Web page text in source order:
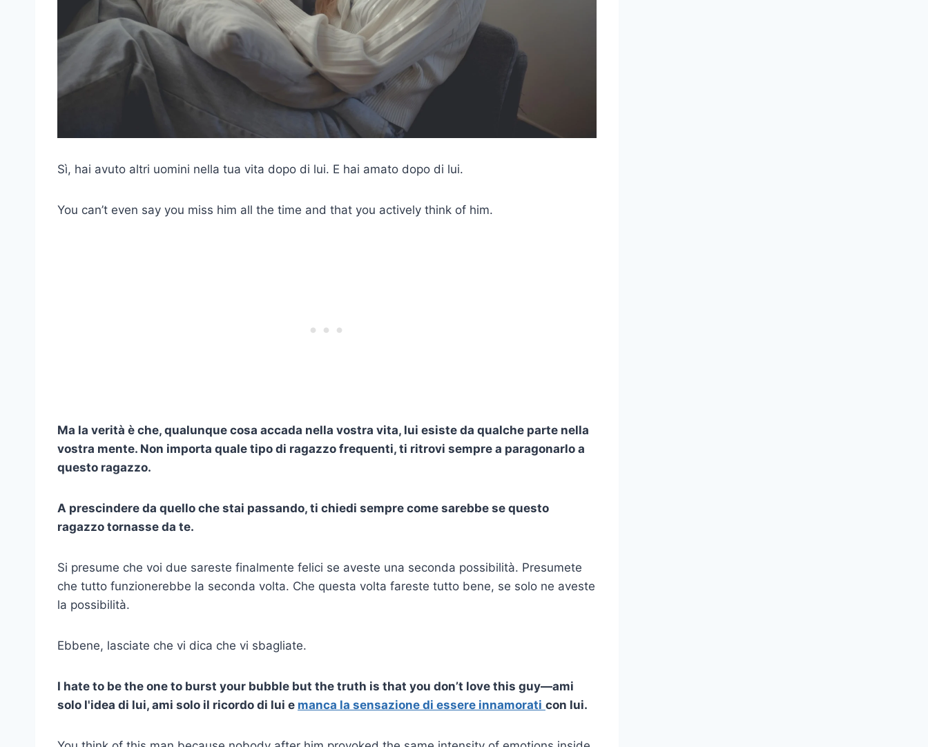
Sì, hai avuto altri uomini nella tua vita dopo di lui. E hai amato dopo di lui.
You can’t even say you miss him all the time and that you actively think of him.
Ma la verità è che, qualunque cosa accada nella vostra vita, lui esiste da qualche parte nella
vostra mente. Non importa quale tipo di ragazzo frequenti, ti ritrovi sempre a paragonarlo a
questo ragazzo.
A prescindere da quello che stai passando, ti chiedi sempre come sarebbe se questo
ragazzo tornasse da te.
Si presume che voi due sareste finalmente felici se aveste una seconda possibilità. Presumete
che tutto funzionerebbe la seconda volta. Che questa volta fareste tutto bene, se solo ne aveste
la possibilità.
Ebbene, lasciate che vi dica che vi sbagliate.
I hate to be the one to burst your bubble but the truth is that you don’t love this guy—ami
solo l'idea di lui, ami solo il ricordo di lui e manca la sensazione di essere innamorati con lui.